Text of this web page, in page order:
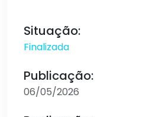
Situação:
Finalizada
Publicação:
06/05/2026